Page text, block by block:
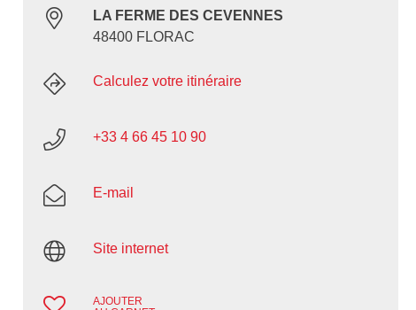
LA FERME DES CEVENNES
48400 FLORAC
Calculez votre itinéraire
+33 4 66 45 10 90
E-mail
Site internet
AJOUTER